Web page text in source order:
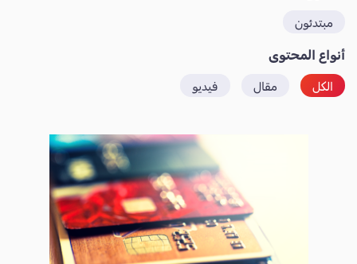
مبتدئون
أنواع المحتوى
الكل مقال فيديو